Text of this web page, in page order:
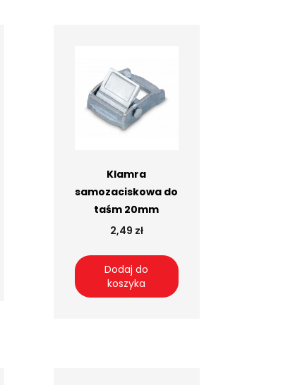
Klamra
samozaciskowa do
taśm 20mm
2,49 zł
Dodaj do
koszyka